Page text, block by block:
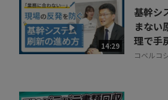
14:29
基幹シ
まない
理で手
コベルコ